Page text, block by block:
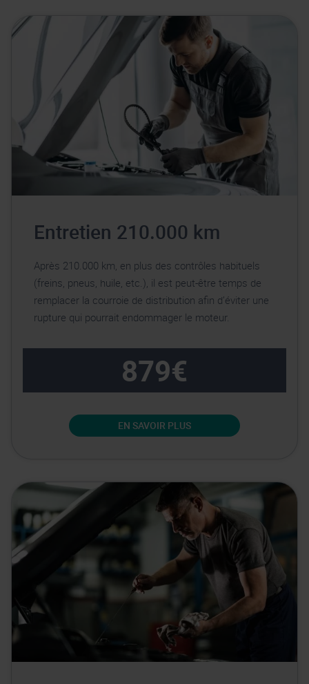
Entretien 210.000 km
Après 210.000 km, en plus des contrôles habituels
(freins, pneus, huile, etc.), il est peut-être temps de
remplacer la courroie de distribution afin d’éviter une
rupture qui pourrait endommager le moteur.
879€
EN SAVOIR PLUS